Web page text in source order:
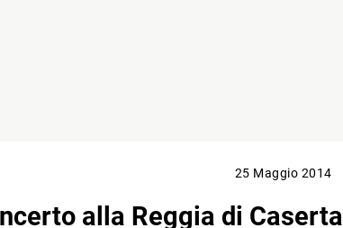
25 Maggio 2014
alla Reggia di Caserta